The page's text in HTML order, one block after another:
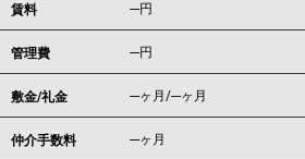
賃料 ---円
管理費 ---円
敷金/礼金 ---ヶ月/---ヶ月
仲介手数料 ---ヶ月